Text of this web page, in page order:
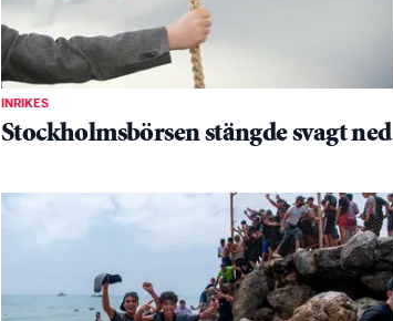
INRIKES
Stockholmsbörsen stängde svagt ned